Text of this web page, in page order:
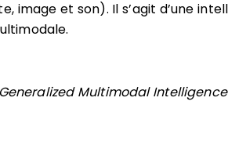
image et son). Il s’agit d’une
Multimodal